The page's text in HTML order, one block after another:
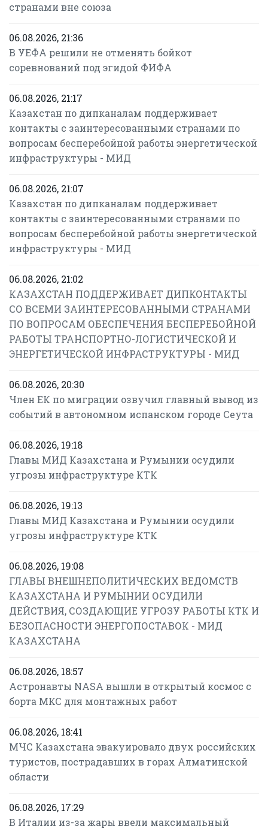
странами вне союза
06.08.2026, 21:36
В УЕФА решили не отменять бойкот
соревнований под эгидой ФИФА
06.08.2026, 21:17
Казахстан по дипканалам поддерживает
контакты с заинтересованными странами по
вопросам бесперебойной работы энергетической
инфраструктуры - МИД
06.08.2026, 21:07
Казахстан по дипканалам поддерживает
контакты с заинтересованными странами по
вопросам бесперебойной работы энергетической
инфраструктуры - МИД
06.08.2026, 21:02
КАЗАХСТАН ПОДДЕРЖИВАЕТ ДИПКОНТАКТЫ
СО ВСЕМИ ЗАИНТЕРЕСОВАННЫМИ СТРАНАМИ
ПО ВОПРОСАМ ОБЕСПЕЧЕНИЯ БЕСПЕРЕБОЙНОЙ
РАБОТЫ ТРАНСПОРТНО-ЛОГИСТИЧЕСКОЙ И
ЭНЕРГЕТИЧЕСКОЙ ИНФРАСТРУКТУРЫ - МИД
06.08.2026, 20:30
Член ЕК по миграции озвучил главный вывод из
событий в автономном испанском городе Сеута
06.08.2026, 19:18
Главы МИД Казахстана и Румынии осудили
угрозы инфраструктуре КТК
06.08.2026, 19:13
Главы МИД Казахстана и Румынии осудили
угрозы инфраструктуре КТК
06.08.2026, 19:08
ГЛАВЫ ВНЕШНЕПОЛИТИЧЕСКИХ ВЕДОМСТВ
КАЗАХСТАНА И РУМЫНИИ ОСУДИЛИ
ДЕЙСТВИЯ, СОЗДАЮЩИЕ УГРОЗУ РАБОТЫ КТК И
БЕЗОПАСНОСТИ ЭНЕРГОПОСТАВОК - МИД
КАЗАХСТАНА
06.08.2026, 18:57
Астронавты NASA вышли в открытый космос с
борта МКС для монтажных работ
06.08.2026, 18:41
МЧС Казахстана эвакуировало двух российских
туристов, пострадавших в горах Алматинской
области
06.08.2026, 17:29
В Италии из-за жары ввели максимальный